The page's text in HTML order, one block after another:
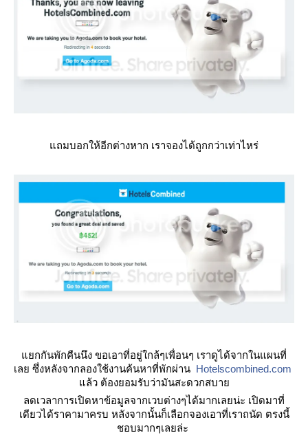
ถมบอกให้อีกต่างหาก เราจองได้ถูกกว่าเท่าไหร่
กกันพักคืนนึง ขอเอาที่อยู่ใกล้ๆเพื่อนๆ เราดูได้จากในแผนที่
เลย ซึ่งหลังจากลองใช้งานค้นหาที่พักผ่าน Hotelscombined.com
ล้ว ต้องยอมรับว่ามันสะดวกสบา
ลดเวลาการเปิดหาข้อมูลจากเวบต่างๆได้มากเลยน่ะ เปิดมาที่
เดียวได้ราคามาครบ หลังจากนั้นก็เลือกจองเอาที่เราถนัด ตรงนี้
ชอบมากๆเลยล่ะ